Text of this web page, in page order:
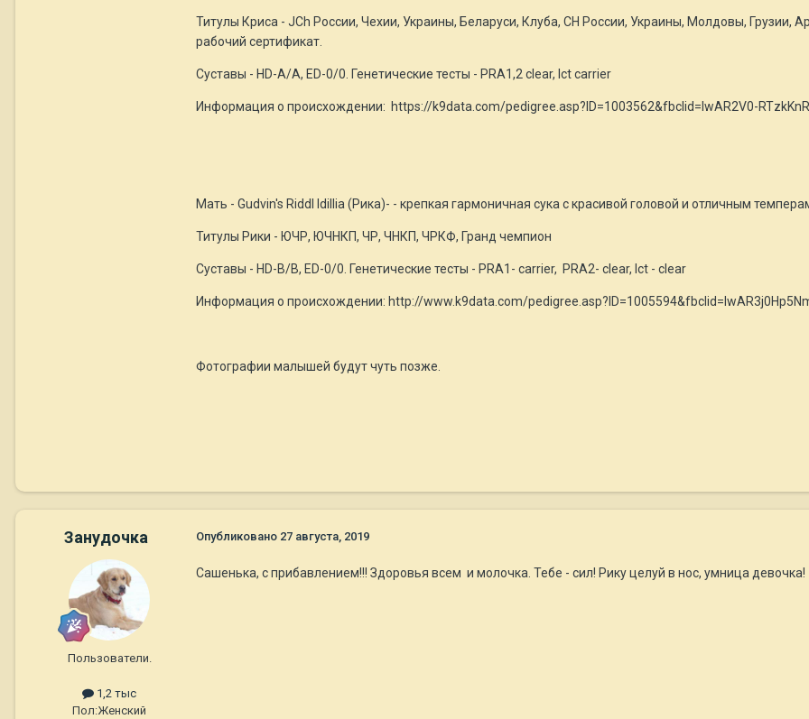
Титулы Криса - JCh России, Чехии, Украины, Беларуси, Клуба, CH России, Украины, Молдовы,
рабочий сертификат.
Суставы - HD-A/А, ED-0/0. Генетические тесты - PRA1,2 clear, Ict carrier
Информация о происхождении: https://k9data.com/pedigree.asp?ID=1003562&fbclid=IwAR2V0-
Мать - Gudvin's Riddl Idillia (Рика)- - крепкая гармоничная сука с красивой головой и отличным
Титулы Рики - ЮЧР, ЮЧНКП, ЧР, ЧНКП, ЧРКФ, Гранд чемпион
Суставы - HD-В/В, ED-0/0. Генетические тесты - PRA1- carrier, PRA2- clear, Ict - clear
Информация о происхождении: http://www.k9data.com/
Фотографии малышей будут чуть позже.
Занудочка
Пользователи.
1,2 тыс
Пол:Женский
Опубликовано 27 августа, 2019
Сашенька, с прибавлением!!! Здоровья всем и молочка. Тебе - сил! Рику целуй в нос, умница девочка!